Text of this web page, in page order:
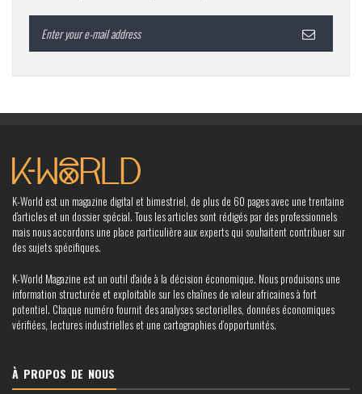
K-World est un magazine digital et bimestriel, de plus de 60 pages avec une trentaine
d’articles et un dossier spécial. Tous les articles sont rédigés par des professionnels
mais nous accordons une place particulière aux experts qui souhaitent contribuer sur
des sujets spécifiques.
K-World Magazine est un outil d’aide à la décision économique. Nous produisons une
information structurée et exploitable sur les chaînes de valeur africaines à fort
potentiel. Chaque numéro fournit des analyses sectorielles, données économiques
vérifiées, lectures industrielles et une cartographies d’opportunités.
À PROPOS DE NOUS